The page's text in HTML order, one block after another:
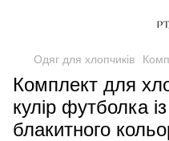
Одяг для хлопчиків
Комплект для
кулір футболка
блакитного